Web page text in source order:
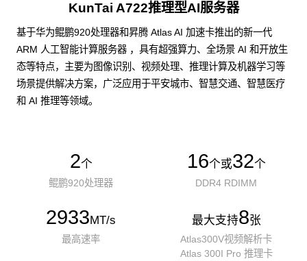
KunTai A722推理型AI服务器
基于华为鲲鹏920处理器和昇腾 Atlas AI 加速卡推出的新一代
ARM 人工智能计算服务器 ，具有超强算力、全场景 AI 和开放生
态等特点，主要为图像识别、视频处理、推理计算及机器学习等
场景提供解决方案，广泛应用于平安城市、智慧交通、智慧医疗
和 AI 推理等领域。
2个
鲲鹏920处理器
16个或32个
DDR4 RDIMM
2933MT/s
最高速率
最大支持8张
Atlas300V视频解析卡
Atlas 300I Pro 推理卡